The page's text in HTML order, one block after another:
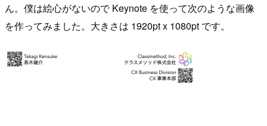
ん。僕は絵心がないので Keynote を使って次のような画像
を作ってみました。大きさは 1920pt x 1080pt です。